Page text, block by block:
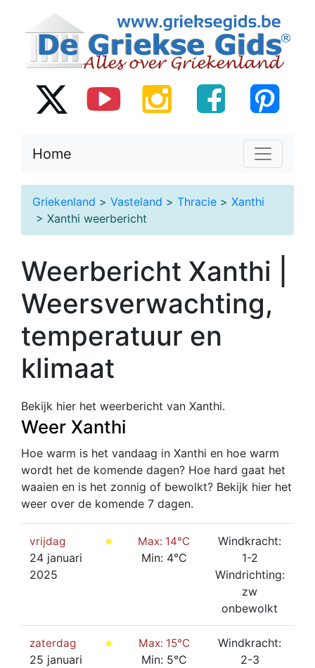
Home
Griekenland > Vasteland > Thracie > Xanthi
> Xanthi weerbericht
Weerbericht Xanthi |
Weersverwachting,
temperatuur en
klimaat
Bekijk hier het weerbericht van Xanthi.
Weer Xanthi
Hoe warm is het vandaag in Xanthi en hoe warm
wordt het de komende dagen? Hoe hard gaat het
waaien en is het zonnig of bewolkt? Bekijk hier het
weer over de komende 7 dagen.
vrijdag
24 januari
2025
Max: 14°C
Min: 4°C
Windkracht:
1-2
Windrichting:
zw
onbewolkt
zaterdag
25 januari
Max: 15°C
Min: 5°C
Windkracht:
2-3